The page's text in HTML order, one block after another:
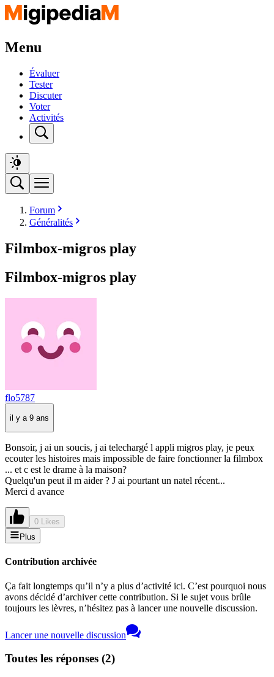
Menu
Évaluer
Tester
Discuter
Voter
Activités
Forum
Généralités
Filmbox-migros play
Filmbox-migros play
flo5787
il y a 9 ans
Bonsoir, j ai un soucis, j ai telechargé l appli migros play, je peux
ecouter les histoires mais impossible de faire fonctionner la filmbox
... et c est le drame à la maison?
Quelqu'un peut il m aider ? J ai pourtant un natel récent...
Merci d avance
0 Likes
Plus
Contribution archivée
Ça fait longtemps qu’il n’y a plus d’activité ici. C’est pourquoi nous
avons décidé d’archiver cette contribution. Si le sujet vous brûle
toujours les lèvres, n’hésitez pas à lancer une nouvelle discussion.
Lancer une nouvelle discussion
Toutes les réponses (2)